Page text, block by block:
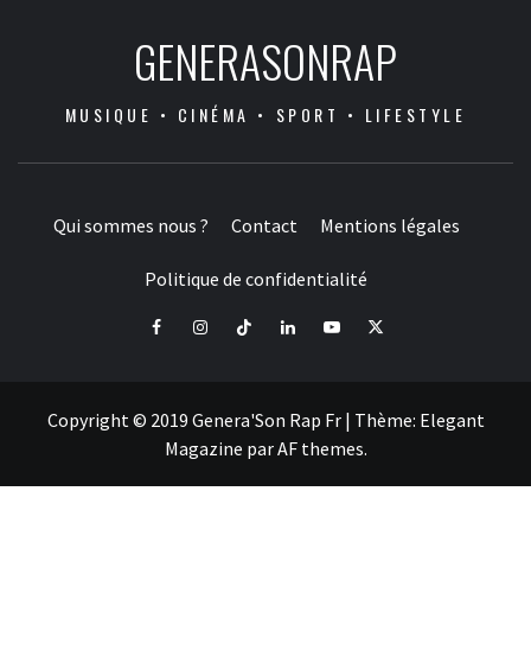
GENERASONRAP
MUSIQUE • CINÉMA • SPORT • LIFESTYLE
Qui sommes nous ? Contact Mentions légales
Politique de confidentialité
FacebookInstagramTiktok LinkedInYoutube
X
Copyright © 2019 Genera'Son Rap Fr | Thème: Elegant
Magazine parAF themes.